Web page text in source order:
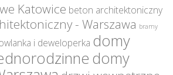
Katowice beton architektoniczny
- Warszawa bramy
i deweloperka domy
domy